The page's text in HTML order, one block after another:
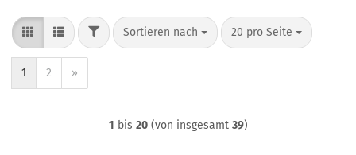
FILTERSortieren nach
Sortieren nach 20 pro Seite
pro Seite
1 2 »
1 bis 20(von insgesamt 39)